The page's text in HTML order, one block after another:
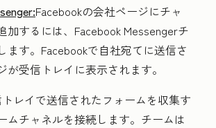
Facebookの会社ページにチャ
加するには、Facebook Messengerチ
ます。Facebookで自社宛てに送信さ
が受信トレイに表示されます。
レイで送信されたフォームを収集す
ムチャネルを接続します。チームは